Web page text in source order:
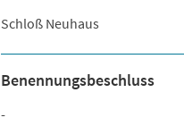
Schloß Neuhaus
Benennungsbeschluss
-